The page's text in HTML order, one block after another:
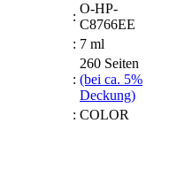
:
O-HP-
C8766EE
: 7 ml
:
260 Seiten
(bei ca. 5%
Deckung)
: COLOR